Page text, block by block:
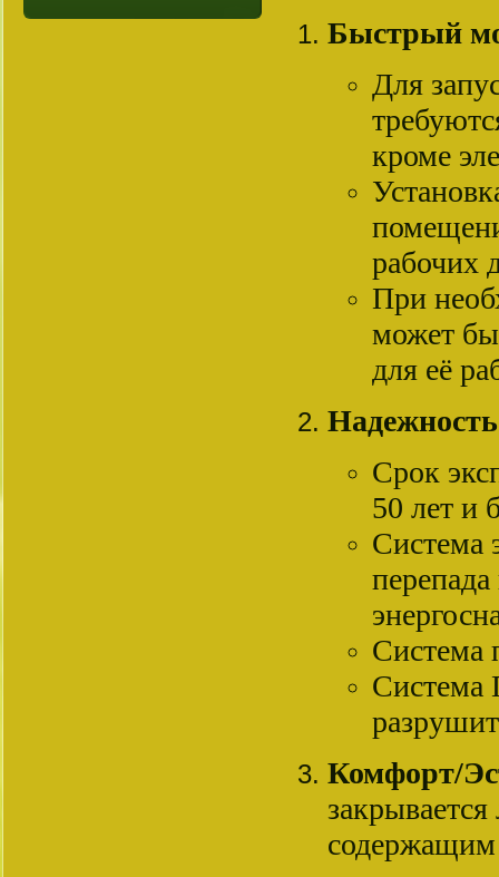
Быстрый
Для
кроме
рабочих
При
может
для её
Надежность
Срок
50 лет и
Система
Система
Система
Комфорт/
закрывается
содержащим